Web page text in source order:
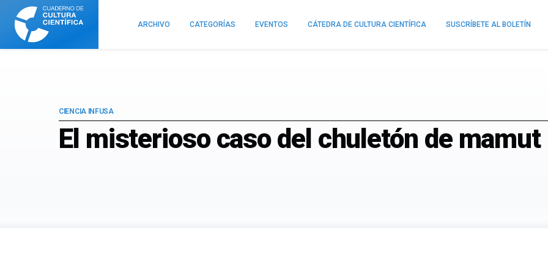
Cuaderno
Cultura
Científica
ARCHIVO CATEGORÍAS EVENTOS CÁTEDRA DE CULTURA CIENTÍFICA SUSCRÍBETE AL BOLETÍN
El misterioso caso del chuletón de mamut
CIENCIA INFUSA